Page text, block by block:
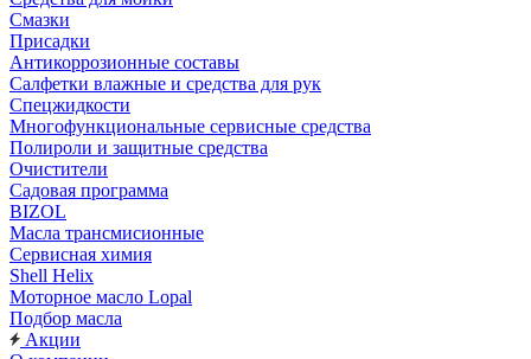
Смазки
Присадки
Антикоррозионные составы
Салфетки влажные и средства для рук
Спецжидкости
Многофункциональные сервисные средства
Полироли и защитные средства
Очистители
Садовая программа
BIZOL
Масла трансмисионные
Сервисная химия
Shell Helix
Моторное масло Lopal
Подбор масла
Акции